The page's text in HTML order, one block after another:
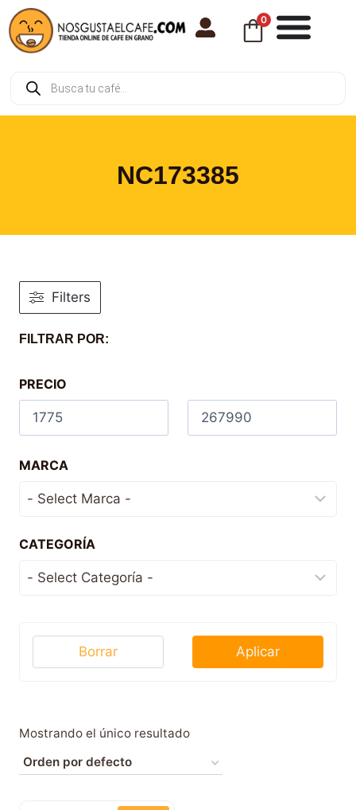
0
NC173385
Mostrando el único resultado
Filters
FILTRAR POR:
PRECIO
MARCA
CATEGORÍA
Aplicar
Borrar